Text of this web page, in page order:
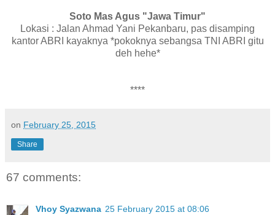
Soto Mas Agus "Jawa Timur"
Lokasi : Jalan Ahmad Yani Pekanbaru, pas disamping
kantor ABRI kayaknya *pokoknya sebangsa TNI ABRI gitu
deh hehe*
****
on February 25, 2015
Share
67 comments:
Vhoy Syazwana 25 February 2015 at 08:06